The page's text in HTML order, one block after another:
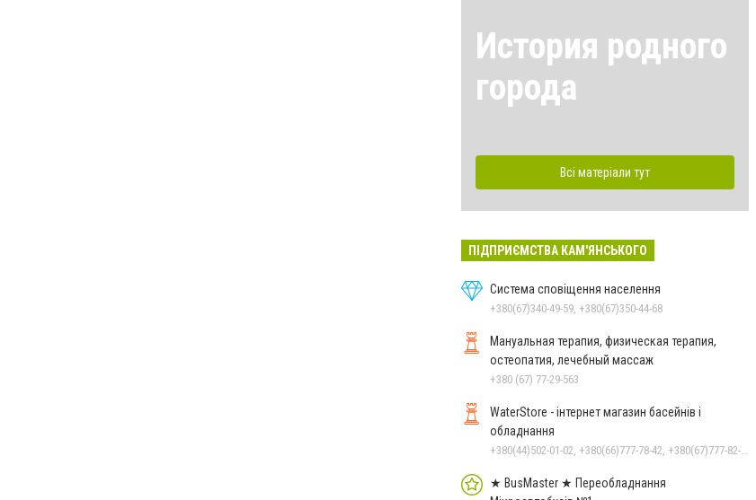
История родного
города
Всі матеріали тут
ПІДПРИЄМСТВА КАМ'ЯНСЬКОГО
Система сповіщення населення
+380(67)340-49-59, +380(67)350-44-68
Мануальная терапия, физическая терапия,
остеопатия, лечебный массаж
+380 (67) 77-29-563
WaterStore - інтернет магазин басейнів і
обладнання
★ BusMaster ★ Переобладнання